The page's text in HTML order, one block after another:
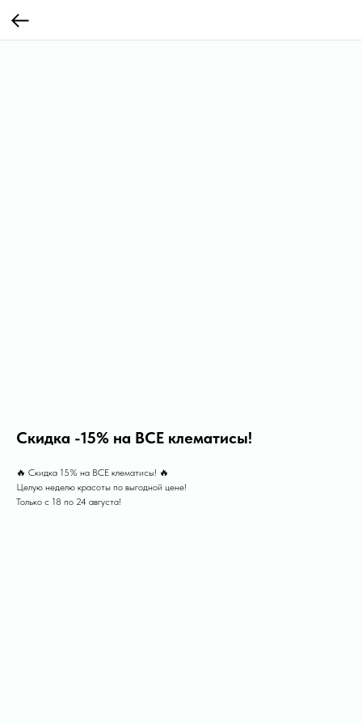
Скидка -15% на ВСЕ клематисы!
🔥 Скидка 15% на ВСЕ клематисы! 🔥
Целую неделю красоты по выгодной цене!
Только с 18 по 24 августа!